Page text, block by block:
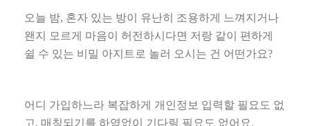
오늘 밤, 혼자 있는 방이 유난히 조용하게 느껴지거나
왠지 모르게 마음이 허전하시다면 저랑 같이 편하게
쉴 수 있는 비밀 아지트로 놀러 오시는 건 어떤가요?
어디 가입하느라 복잡하게 개인정보 입력할 필요도 없
고, 매칭되기를 하염없이 기다릴 필요도 없어요.